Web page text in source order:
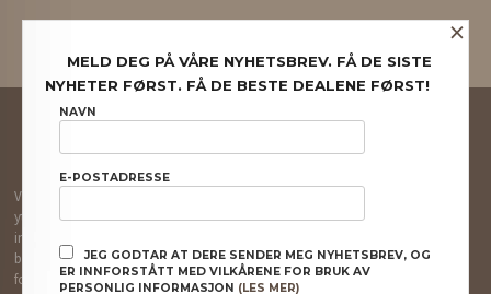
PARTNERE
FRAKT
Vår nettbutikk bruker cookies slik at du får en bedre kjøpsopplevelse og vi kan
yte deg bedre service. Vi bruker cookies hovedsaklig til å lagre
innloggingsdetaljer og huske hva du har puttet i handlekurven din. Fortsett å
bruke siden som normalt om du godtar dette.Les merellerendre innstillinger
for cookies.
×
MELD DEG PÅ VÅRE NYHETSBREV. FÅ DE SISTE
NYHETER FØRST. FÅ DE BESTE DEALENE FØRST!
NAVN
E-POSTADRESSE
JEG GODTAR AT DERE SENDER MEG NYHETSBREV, OG
ER INNFORSTÅTT MED VILKÅRENE FOR BRUK AV
PERSONLIG INFORMASJON (LES MER)